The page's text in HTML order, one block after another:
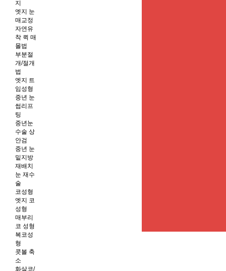
지
엣지 눈
매교정
자연유
착 퀵 매
몰법
부분절
개/절개
법
엣지 트
임성형
중년 눈
썹리프
팅
중년눈
수술 상
안검
중년 눈
밑지방
재배치
눈 재수
술
코성형
엣지 코
성형
매부리
코 성형
복코성
형
콧볼 축
소
화살코/